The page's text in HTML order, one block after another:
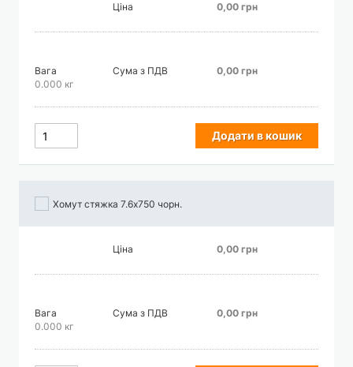
Ціна 0,00 грн
Вага
0.000 кг
Сума з ПДВ 0,00 грн
Додати в кошик
Хомут стяжка 7.6х750 чорн.
Ціна 0,00 грн
Вага
0.000 кг
Сума з ПДВ 0,00 грн